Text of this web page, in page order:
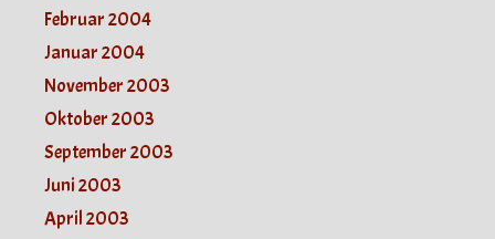
Februar 2004
Januar 2004
November 2003
Oktober 2003
September 2003
Juni 2003
April 2003